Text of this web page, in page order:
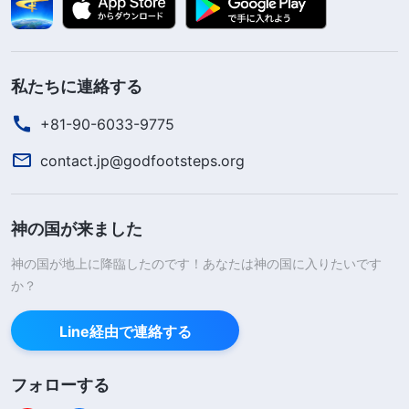
私たちに連絡する
+81-90-6033-9775
contact.jp@godfootsteps.org
神の国が来ました
神の国が地上に降臨したのです！あなたは神の国に入りたいです
か？
Line経由で連絡する
フォローする